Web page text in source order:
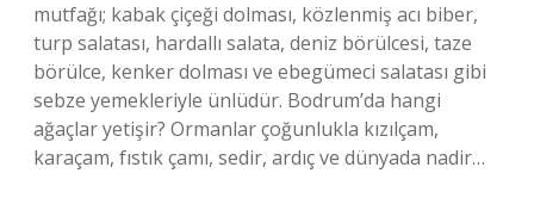
mutfağı; kabak çiçeği dolması, közlenmiş acı biber,
turp salatası, hardallı salata, deniz börülcesi, taze
börülce, kenker dolması ve ebegümeci salatası gibi
sebze yemekleriyle ünlüdür. Bodrum’da hangi
ağaçlar yetişir? Ormanlar çoğunlukla kızılçam,
karaçam, fıstık çamı, sedir, ardıç ve dünyada nadir…